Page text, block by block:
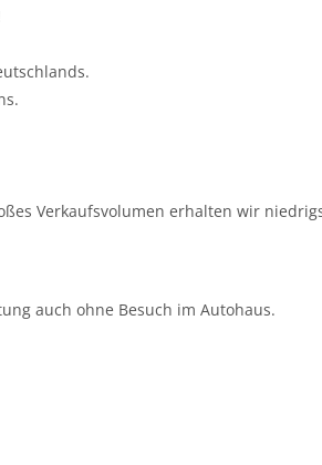
Verkaufsvolumen erhalten wir
auch ohne Besuch im Autohaus.